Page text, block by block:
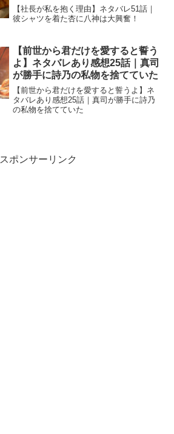
【社長が私を抱く理由】ネタバレ51話｜
彼シャツを着た杏に八神は大興奮！
【前世から君だけを愛すると誓う
よ】ネタバレあり感想25話｜真司
が勝手に詩乃の私物を捨てていた
【前世から君だけを愛すると誓うよ】ネ
タバレあり感想25話｜真司が勝手に詩乃
の私物を捨てていた
スポンサーリンク